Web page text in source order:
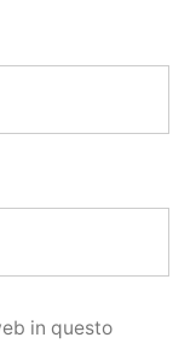
in questo